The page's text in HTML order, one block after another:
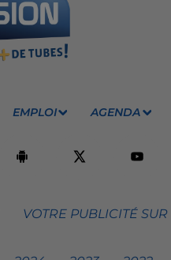
EMPLOI AGENDA
VOTRE PUBLICITÉ